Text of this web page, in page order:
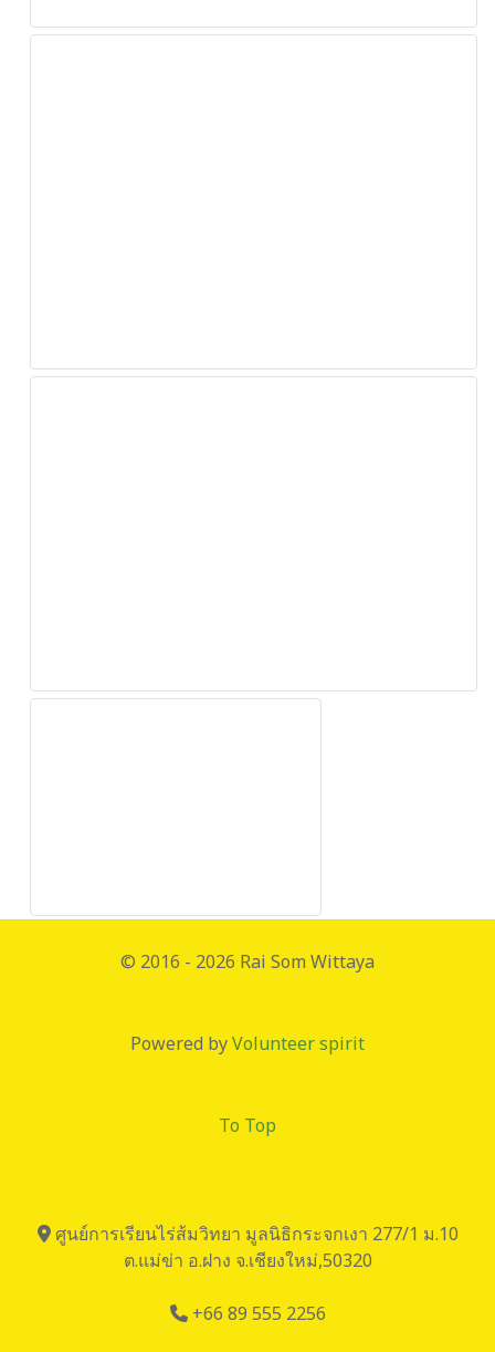
© 2016 - 2026 Rai Som Wittaya
Powered byVolunteer spirit
To Top
ศูนย์การเรียนไร่ส้มวิทยา มูลนิธิกระจกเงา 277/1 ม.10
ต.แม่ข่า อ.ฝาง จ.เชียงใหม่,50320
+66 89 555 2256